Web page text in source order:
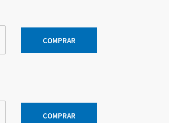
COMPRAR
COMPRAR